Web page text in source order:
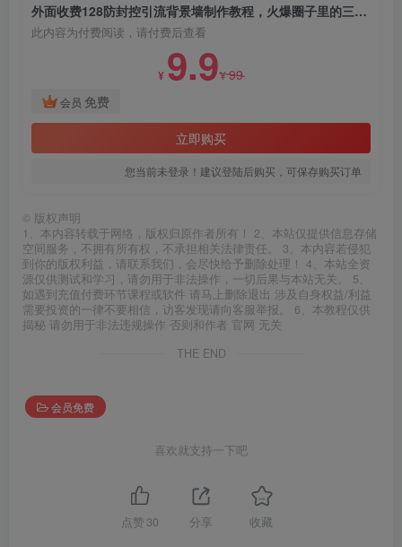
外面收费128防封控引流背景墙制作教程，火爆圈子里的三大防封控引流神器
此内容为付费阅读，请付费后查看
¥ 9.9¥99
会员 免费
立即购买
您当前未登录！建议登陆后购买，可保存购买订单
© 版权声明
1、本内容转载于网络，版权归原作者所有！ 2、本站仅提供信息存储
空间服务，不拥有所有权，不承担相关法律责任。 3、本内容若侵犯
到你的版权利益，请联系我们，会尽快给予删除处理！ 4、本站全资
源仅供测试和学习，请勿用于非法操作，一切后果与本站无关。 5、
如遇到充值付费环节课程或软件 请马上删除退出 涉及自身权益/利益
需要投资的一律不要相信，访客发现请向客服举报。 6、本教程仅供
揭秘 请勿用于非法违规操作 否则和作者 官网 无关
THE END
会员免费
喜欢就支持一下吧
点赞 30 分享 收藏